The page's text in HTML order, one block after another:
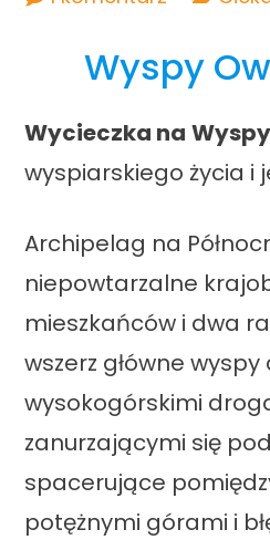
Owcze
wycieczka
na
Wyspy
Wycieczka na
wyspiarskiego życia i
Archipelag na
niepowtarzalne
mieszkańców i dwa
wszerz główne
wysokogórskimi
zanurzającymi się
spacerujące
potężnymi górami i